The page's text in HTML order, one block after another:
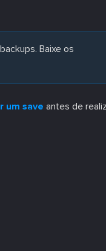
Baixe os
um save antes de